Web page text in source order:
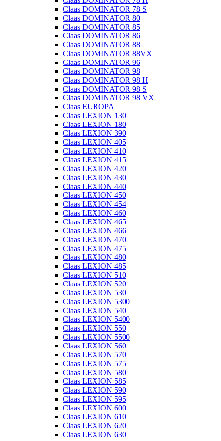
Claas DOMINATOR 78 S
Claas DOMINATOR 80
Claas DOMINATOR 85
Claas DOMINATOR 86
Claas DOMINATOR 88
Claas DOMINATOR 88VX
Claas DOMINATOR 96
Claas DOMINATOR 98
Claas DOMINATOR 98 H
Claas DOMINATOR 98 S
Claas DOMINATOR 98 VX
Claas EUROPA
Claas LEXION 130
Claas LEXION 180
Claas LEXION 390
Claas LEXION 405
Claas LEXION 410
Claas LEXION 415
Claas LEXION 420
Claas LEXION 430
Claas LEXION 440
Claas LEXION 450
Claas LEXION 454
Claas LEXION 460
Claas LEXION 465
Claas LEXION 466
Claas LEXION 470
Claas LEXION 475
Claas LEXION 480
Claas LEXION 485
Claas LEXION 510
Claas LEXION 520
Claas LEXION 530
Claas LEXION 5300
Claas LEXION 540
Claas LEXION 5400
Claas LEXION 550
Claas LEXION 5500
Claas LEXION 560
Claas LEXION 570
Claas LEXION 575
Claas LEXION 580
Claas LEXION 585
Claas LEXION 590
Claas LEXION 595
Claas LEXION 600
Claas LEXION 610
Claas LEXION 620
Claas LEXION 630